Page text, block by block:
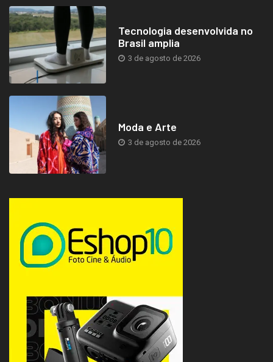
Tecnologia desenvolvida no
Brasil amplia
3 de agosto de 2026
Moda e Arte
3 de agosto de 2026